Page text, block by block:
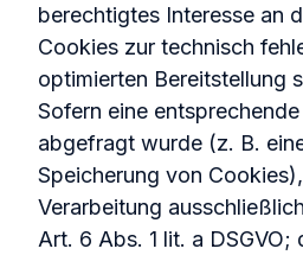
berechtigtes Interesse an
Cookies zur technisch
optimierten Bereitstellung
Sofern eine
abgefragt wurde (z. B.
Speicherung von
Verarbeitung
Art. 6 Abs. 1 lit. a DSGVO;